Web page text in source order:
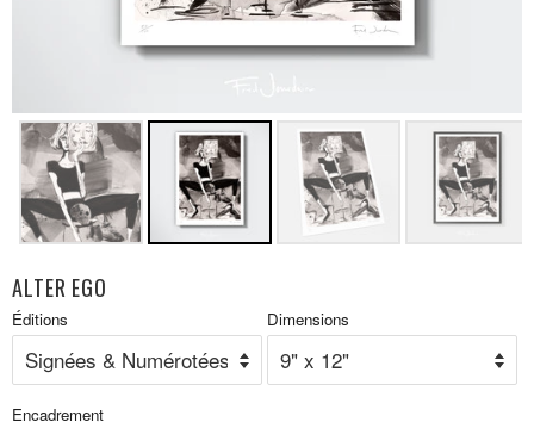
ALTER EGO
Prix
réduit
Éditions Dimensions
Encadrement